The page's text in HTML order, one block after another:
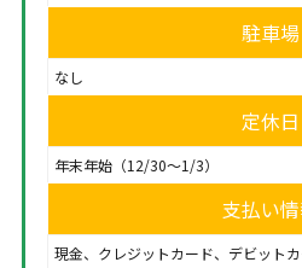
駐車場
なし
定休日
年末年始（12/30～1/3）
支払い
現金、クレジットカード、デビット